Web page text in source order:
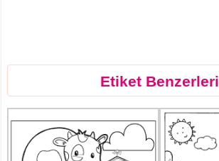
Etiket Benzerleri